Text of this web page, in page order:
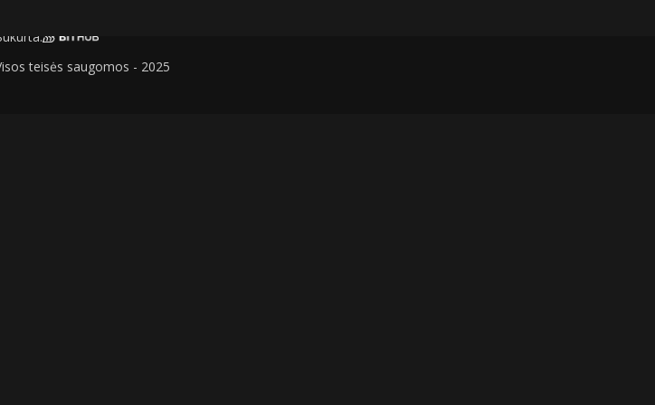
teisės saugomos - 2025